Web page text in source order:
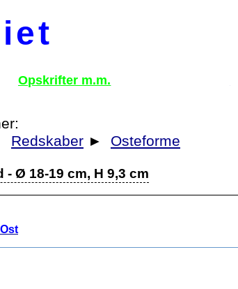
Opskrifter m.m.
Redskaber ► Osteforme
Ø 18-19 cm, H 9,3 cm